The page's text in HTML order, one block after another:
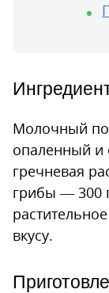
Молочный
опаленный
гречневая
грибы — 300
вкусу.